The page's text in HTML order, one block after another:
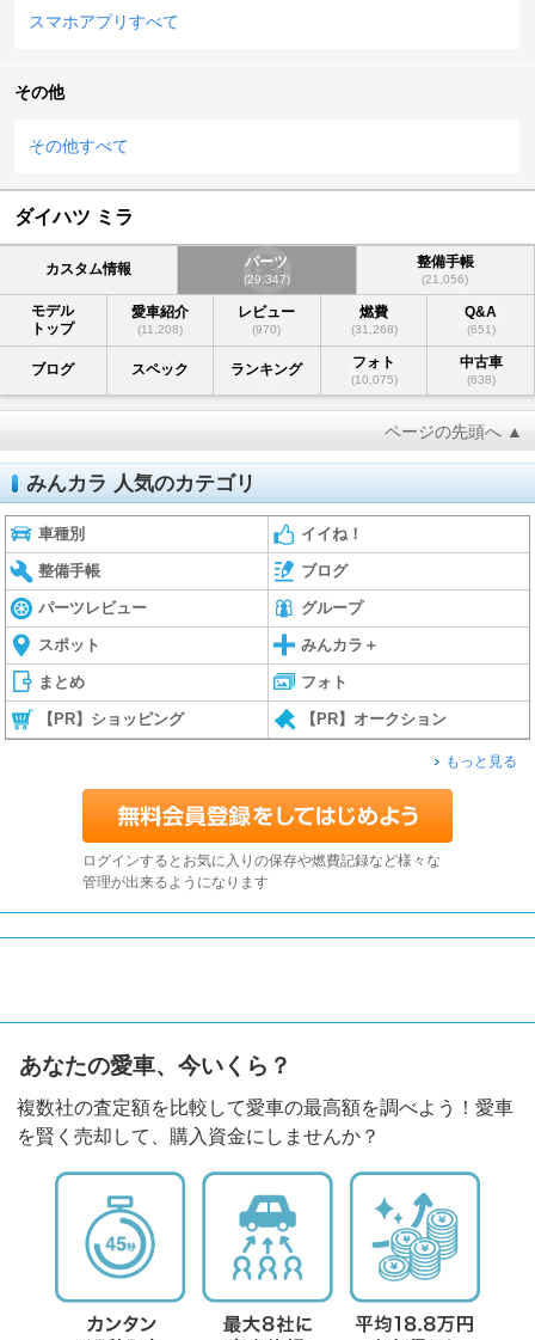
スマホアプリすべて
その他
その他すべて
ダイハツ ミラ
カスタム情報 パーツ
(29,347)
整備手帳
(21,056)
モデル
トップ
愛車紹介
(11,208)
レビュー
(970)
燃費
(31,268)
Q&A
(651)
ブログ スペック ランキング フォト
(10,075)
中古車
(638)
ページの先頭へ ▲
みんカラ 人気のカテゴリ
車種別 イイね！
整備手帳 ブログ
パーツレビュー グループ
スポット みんカラ＋
まとめ フォト
【PR】ショッピング 【PR】オークション
もっと見る
ログインするとお気に入りの保存や燃費記録など様々な
管理が出来るようになります
あなたの愛車、今いくら？
複数社の査定額を比較して愛車の最高額を調べよう！愛車
を賢く売却して、購入資金にしませんか？